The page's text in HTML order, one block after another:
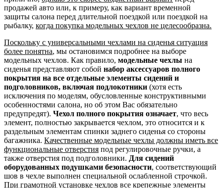
продажей авто или, к примеру, как вариант временной
защиты салона перед длительной поездкой или поездкой на
рыбалку, когда покупка модельных чехлов не целесообразна.
Поскольку с универсальными чехлами на сиденья ситуация
более понятна, мы остановимся подробнее на выборе
модельных чехлов. Как правило, модельные чехлы на
сиденья представляют собой набор аксессуаров полного
покрытия на все отдельные элементы сидений и
подголовников, включая подлокотники (хотя есть
исключения по моделям, обусловленные конструктивными
особенностями салона, но об этом Вас обязательно
предупредят). Чехол полного покрытия означает, что весь
элемент, полностью закрывается чехлом, это относится и к
раздельным элементам спинки заднего сиденья со стороны
багажника. Качественные модельные чехлы должны иметь все
функциональные отверстия под регулировочные ручки, а
также отверстия под подголовники. Для сидений
оборудованных подушками безопасности, соответствующий
шов в чехле выполнен специальной ослабленной строчкой.
При грамотной установке чехлов все крепежные элементы